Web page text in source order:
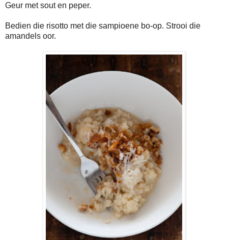
Geur met sout en peper.
Bedien die risotto met die sampioene bo-op. Strooi die
amandels oor.